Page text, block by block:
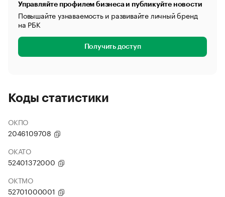
Управляйте профилем бизнеса и публикуйте новости
Повышайте узнаваемость и развивайте личный бренд
на РБК
Получить доступ
Коды статистики
ОКПО
2046109708
ОКАТО
52401372000
ОКТМО
52701000001